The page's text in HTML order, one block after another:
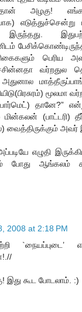
அழகு!
பெரிய
வர்றதுல
அதுனால
மூலமா
தானே?”
மின்கலன் (பாட்டரி)
அவர்
எழுதி
போது ஆங்கலம்
2008 at 2:18 PM
`நையப்புடை’
இது கூட போடலாம். :)